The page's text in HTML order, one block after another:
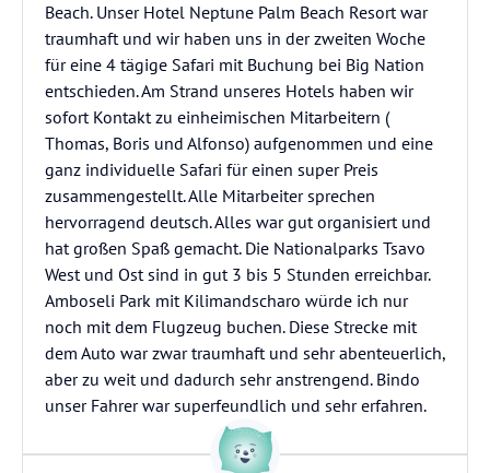
Beach. Unser Hotel Neptune Palm Beach Resort war
traumhaft und wir haben uns in der zweiten Woche
für eine 4 tägige Safari mit Buchung bei Big Nation
entschieden. Am Strand unseres Hotels haben wir
sofort Kontakt zu einheimischen Mitarbeitern (
Thomas, Boris und Alfonso) aufgenommen und eine
ganz individuelle Safari für einen super Preis
zusammengestellt. Alle Mitarbeiter sprechen
hervorragend deutsch. Alles war gut organisiert und
hat großen Spaß gemacht. Die Nationalparks Tsavo
West und Ost sind in gut 3 bis 5 Stunden erreichbar.
Amboseli Park mit Kilimandscharo würde ich nur
noch mit dem Flugzeug buchen. Diese Strecke mit
dem Auto war zwar traumhaft und sehr abenteuerlich,
aber zu weit und dadurch sehr anstrengend. Bindo
unser Fahrer war superfeundlich und sehr erfahren.